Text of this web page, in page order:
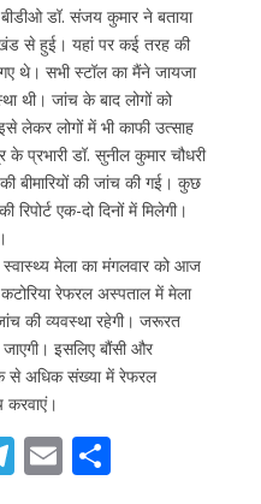
डॉ. संजय कुमार ने बताया
से हुई। यहां पर कई तरह की
गए थे। सभी स्टॉल का मैंने जायजा
थी। जांच के बाद लोगों को
लेकर लोगों में भी काफी उत्साह
प्रभारी डॉ. सुनील कुमार चौधरी
बीमारियों की जांच की गई। कुछ
रिपोर्ट एक-दो दिनों में मिलेगी।
मेला का मंगलवार को आज
रेफरल अस्पताल में मेला
की व्यवस्था रहेगी। जरूरत
इसलिए बौंसी और
से अधिक संख्या में रेफरल
T E S